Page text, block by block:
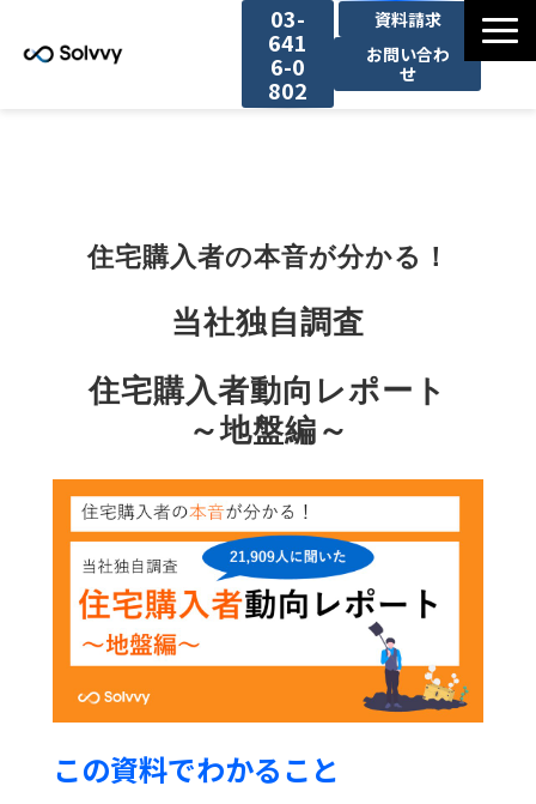
03-
641
6-0
802
資料請求
お問い合わ
せ
住宅購入者の本音が分かる！
当社独自調査
住宅購入者動向レポート
～地盤編～
この資料でわかること